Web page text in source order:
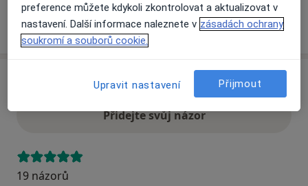
Více
o adrese
Přidejte svůj názor
19 názorů
preference můžete kdykoli zkontrolovat a aktualizovat v
nastavení. Další informace naleznete v zásadách ochrany
soukromí a souborů cookie.
Upravit nastavení Přijmout